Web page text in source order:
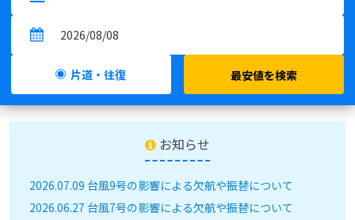
片道・往復 最安値を検索
お知らせ
2026.07.09 台風9号の影響による欠航や振替について
2026.06.27 台風7号の影響による欠航や振替について